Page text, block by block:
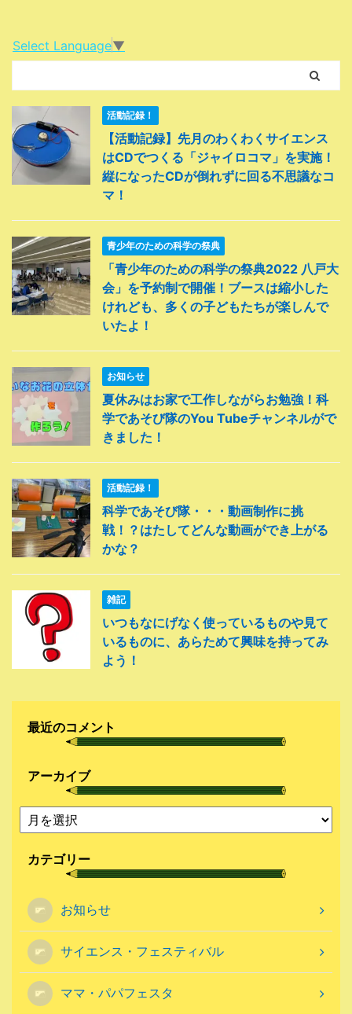
Select Language▼
活動記録！
【活動記録】先月のわくわくサイエンス
はCDでつくる「ジャイロコマ」を実施！
縦になったCDが倒れずに回る不思議なコ
マ！
青少年のための科学の祭典
「青少年のための科学の祭典2022 八戸大
会」を予約制で開催！ブースは縮小した
けれども、多くの子どもたちが楽しんで
いたよ！
お知らせ
夏休みはお家で工作しながらお勉強！科
学であそび隊のYou Tubeチャンネルがで
きました！
活動記録！
科学であそび隊・・・動画制作に挑
戦！？はたしてどんな動画ができ上がる
かな？
雑記
いつもなにげなく使っているものや見て
いるものに、あらためて興味を持ってみ
よう！
最近のコメント
アーカイブ
カテゴリー
お知らせ
サイエンス・フェスティバル
ママ・パパフェスタ